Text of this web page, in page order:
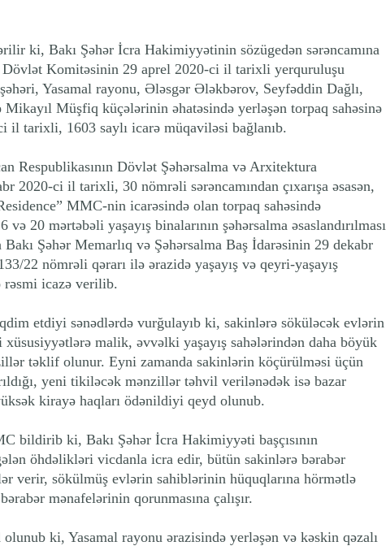
ki, Bakı Şəhər İcra Hakimiyyətinin sözügedən sərəncamına
Komitəsinin 29 aprel 2020-ci il tarixli yerquruluşu
şəhəri, Yasamal rayonu, Ələsgər Ələkbərov, Seyfəddin Dağlı,
Mikayıl Müşfiq küçələrinin əhatəsində yerləşən torpaq sahəsinə
il tarixli, 1603 saylı icarə müqaviləsi bağlanıb.
Respublikasının Dövlət Şəhərsalma və Arxitektura
2020-ci il tarixli, 30 nömrəli sərəncamından çıxarışa əsasən,
MMC-nin icarəsində olan torpaq sahəsində
20 mərtəbəli yaşayış binalarının şəhərsalma əsaslandırılması
Şəhər Memarlıq və Şəhərsalma Baş İdarəsinin 29 dekabr
22 nömrəli qərarı ilə ərazidə yaşayış və qeyri-yaşayış
rəsmi icazə verilib.
etdiyi sənədlərdə vurğulayıb ki, sakinlərə söküləcək evlərin
malik, əvvəlki yaşayış sahələrindən daha böyük
təklif olunur. Eyni zamanda sakinlərin köçürülməsi üçün
yeni tikiləcək mənzillər təhvil verilənədək isə bazar
kirayə haqları ödənildiyi qeyd olunub.
bildirib ki, Bakı Şəhər İcra Hakimiyyəti başçısının
öhdəlikləri vicdanla icra edir, bütün sakinlərə bərabər
verir, sökülmüş evlərin sahiblərinin hüquqlarına hörmətlə
mənafelərinin qorunmasına çalışır.
ki, Yasamal rayonu ərazisində yerləşən və kəskin qəzalı